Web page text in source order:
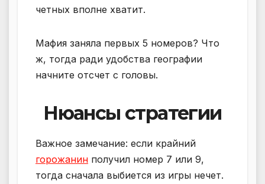
четных вполне хватит.
Мафия заняла первых 5 номеров? Что
ж, тогда ради удобства географии
начните отсчет с головы.
Нюансы стратегии
Важное замечание: если крайний
горожанин получил номер 7 или 9,
тогда сначала выбиется из игры нечет.